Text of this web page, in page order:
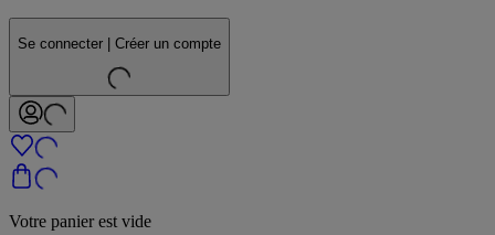
Se connecter | Créer un compte
Votre panier est vide